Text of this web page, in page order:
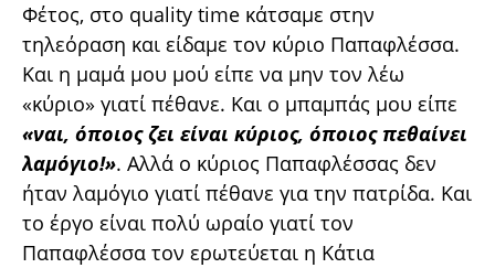
Φέτος, στο quality time κάτσαμε στην
τηλεόραση και είδαμε τον κύριο Παπαφλέσσα.
Και η μαμά μου μού είπε να μην τον λέω
«κύριο» γιατί πέθανε. Και ο μπαμπάς μου είπε
«ναι, όποιος ζει είναι κύριος, όποιος πεθαίνει
λαμόγιο!». Αλλά ο κύριος Παπαφλέσσας δεν
ήταν λαμόγιο γιατί πέθανε για την πατρίδα. Και
το έργο είναι πολύ ωραίο γιατί τον
Παπαφλέσσα τον ερωτεύεται η Κάτια